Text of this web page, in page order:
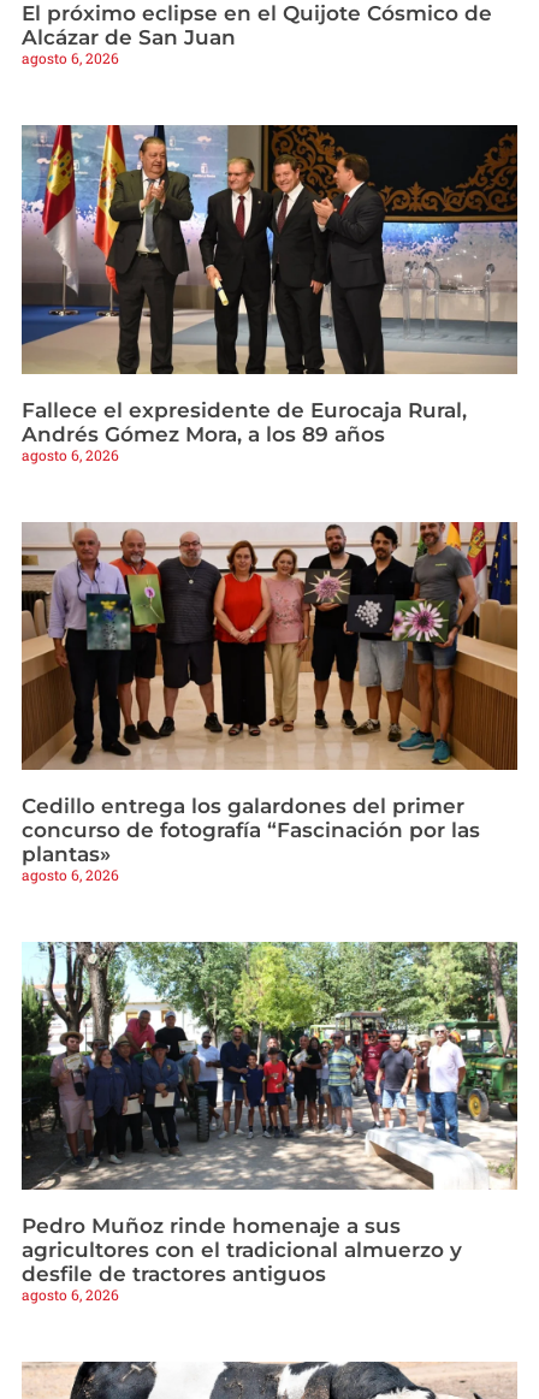
El próximo eclipse en el Quijote Cósmico de
Alcázar de San Juan
agosto 6, 2026
Fallece el expresidente de Eurocaja Rural,
Andrés Gómez Mora, a los 89 años
agosto 6, 2026
Cedillo entrega los galardones del primer
concurso de fotografía “Fascinación por las
plantas»
agosto 6, 2026
Pedro Muñoz rinde homenaje a sus
agricultores con el tradicional almuerzo y
desfile de tractores antiguos
agosto 6, 2026